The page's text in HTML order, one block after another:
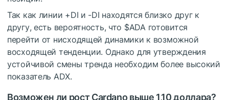
Так как линии +DI и -DI находятся близко друг к
другу, есть вероятность, что $ADA готовится
перейти от нисходящей динамики к возможной
восходящей тенденции. Однако для утверждения
устойчивой смены тренда необходим более высокий
показатель ADX.
Возможен ли рост Cardano выше 1,10 доллара?